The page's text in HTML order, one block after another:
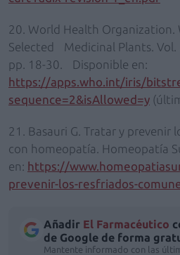
20. World Health Organization.
Selected Medicinal Plants. Vol.
pp. 18-30. Disponible en:
https://apps.who.int/iris/
sequence=2&isAllowed=y
21. Basauri G. Tratar y prevenir
con homeopatía. Homeopatía
en: https://
prevenir-los-resfriados-
Añadir El Farmacéutico
de Google de forma
Mantente informado con las